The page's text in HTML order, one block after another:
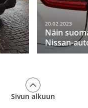
20.02.2023
Näin
Nissan-
Sivun alkuun